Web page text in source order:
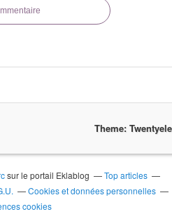
Theme:
sur le portail Eklablog
Top articles
Cookies et données personnelles
cookies